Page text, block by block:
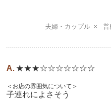
夫婦・カップル
普
★★★☆☆☆☆☆☆☆
＜お店の雰囲気について＞
子連れによさそう